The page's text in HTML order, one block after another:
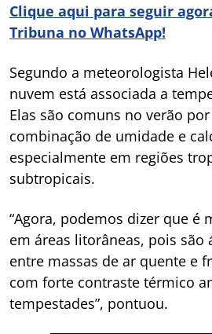
Clique aqui para seguir
Tribuna no WhatsApp!
Segundo a meteorologista
nuvem está associada a
Elas são comuns no verão
combinação de umidade e
especialmente em regiões
subtropicais.
“Agora, podemos dizer que é
em áreas litorâneas, pois são
entre massas de ar quente e
com forte contraste térmico
tempestades”, pontuou.